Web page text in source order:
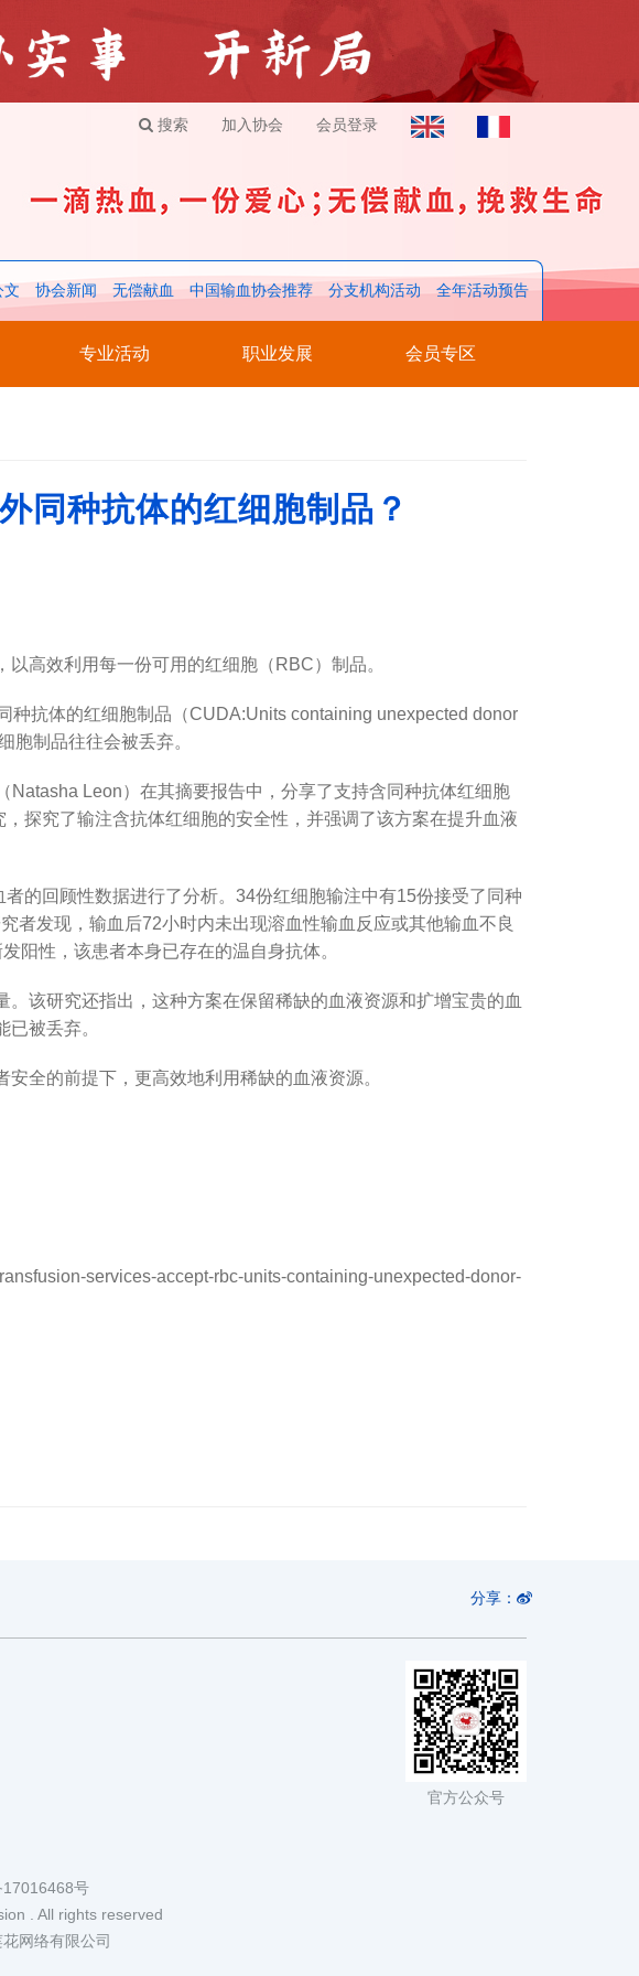
搜索 加入协会 会员登录
文 协会新闻 无偿献血 中国输血协会推荐 分支机构活动 全年活动预告
专业活动 职业发展 会员专区
同种抗体的红细胞制品？
高效利用每一份可用的红细胞（RBC）制品。
种抗体的红细胞制品（CUDA:Units containing unexpected donor
胞制品往往会被丢弃。
Leon）在其摘要报告中，分享了支持含同种抗体红细胞
探究了输注含抗体红细胞的安全性，并强调了该方案在提升血液
的回顾性数据进行了分析。34份红细胞输注中有15份接受了同种
者发现，输血后72小时内未出现溶血性输血反应或其他输血不良
阳性，该患者本身已存在的温自身抗体。
该研究还指出，这种方案在保留稀缺的血液资源和扩增宝贵的血
被丢弃。
全的前提下，更高效地利用稀缺的血液资源。
services-accept-rbc-units-containing-unexpected-donor-
分享：
官方公众号
17016468号
. All rights reserved
网络有限公司